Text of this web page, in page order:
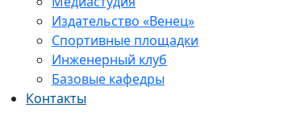
Издательство «Венец»
Спортивные площадки
Инженерный клуб
Базовые кафедры
Контакты